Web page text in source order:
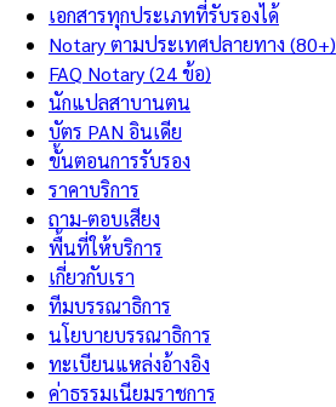
เอกสารทุกประเภทที่รับรองได้
Notary ตามประเทศปลายทาง (80+)
FAQ Notary (24 ข้อ)
นักแปลสาบานตน
บัตร PAN อินเดีย
ขั้นตอนการรับรอง
ราคาบริการ
ถาม-ตอบเสียง
พื้นที่ให้บริการ
เกี่ยวกับเรา
ทีมบรรณาธิการ
นโยบายบรรณาธิการ
ทะเบียนแหล่งอ้างอิง
ค่าธรรมเนียมราชการ